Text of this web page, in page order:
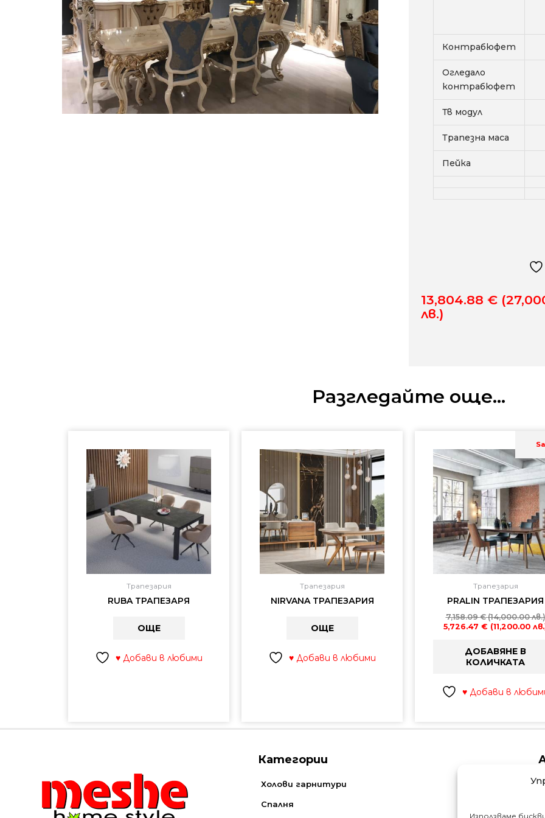
Използваме
Контрабюфет
Огледало
контрабюфет
Тв модул
Трапезна маса
Пейка
13,804.88 €
лв.)
Разгледайте още...
Трапезария
RUBA ТРАПЕЗАРЯ
ОЩЕ
♥ Добави в любими
Трапезария
NIRVANA ТРАПЕЗАРИЯ
ОЩЕ
♥ Добави в любими
Трапезария
PRALIN ТРАПЕЗАРИЯ
7,158.09€ (14,000.00 лв.)
5,726.47 € (11,200.00
ДОБАВЯНЕ В
КОЛИЧКАТА
♥ Добави в
Категории
Холови гарнитури
Спалня